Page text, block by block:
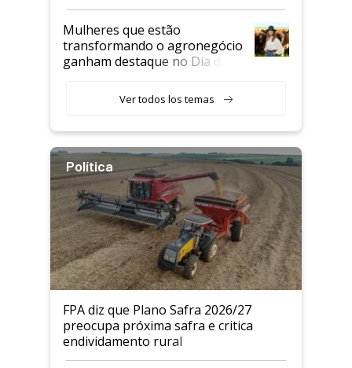
Mulheres que estão
transformando o agronegócio
ganham destaque no Dia do
Ver todos los temas
Política
FPA diz que Plano Safra 2026/27
preocupa próxima safra e critica
endividamento rural